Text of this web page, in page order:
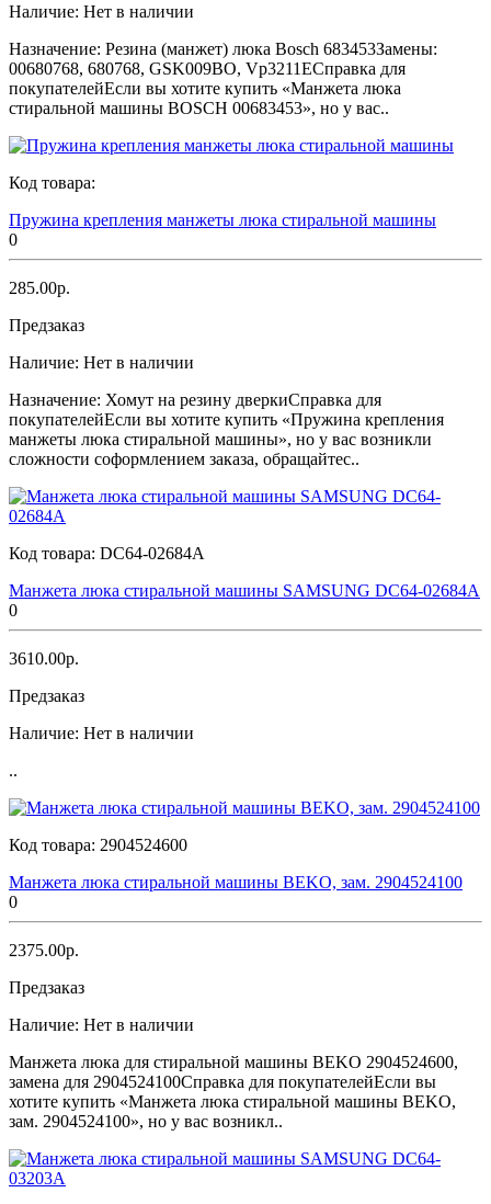
Наличие: Нет в наличии
Назначение: Резина (манжет) люка Bosch 683453Замены:
00680768, 680768, GSK009BO, Vp3211EСправка для
покупателейЕсли вы хотите купить «Манжета люка
стиральной машины BOSCH 00683453», но у вас..
Код товара:
Пружина крепления манжеты люка стиральной машины
0
285.00р.
Предзаказ
Наличие: Нет в наличии
Назначение: Хомут на резину дверкиСправка для
покупателейЕсли вы хотите купить «Пружина крепления
манжеты люка стиральной машины», но у вас возникли
сложности соформлением заказа, обращайтес..
Код товара: DC64-02684A
Манжета люка стиральной машины SAMSUNG DC64-02684A
0
3610.00р.
Предзаказ
Наличие: Нет в наличии
..
Код товара: 2904524600
Манжета люка стиральной машины BEKO, зам. 2904524100
0
2375.00р.
Предзаказ
Наличие: Нет в наличии
Манжета люка для стиральной машины BEKO 2904524600,
замена для 2904524100Справка для покупателейЕсли вы
хотите купить «Манжета люка стиральной машины BEKO,
зам. 2904524100», но у вас возникл..